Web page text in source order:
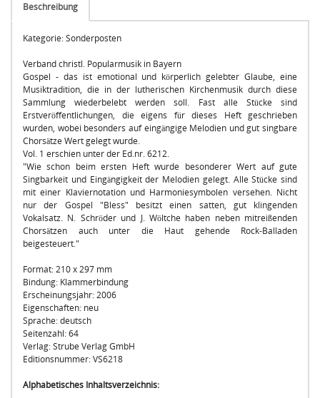
Beschreibung
Kategorie: Sonderposten
Verband christl. Popularmusik in Bayern
Gospel - das ist emotional und körperlich gelebter Glaube, eine
Musiktradition, die in der lutherischen Kirchenmusik durch diese
Sammlung wiederbelebt werden soll. Fast alle Stücke sind
Erstveröffentlichungen, die eigens für dieses Heft geschrieben
wurden, wobei besonders auf eingängige Melodien und gut singbare
Chorsätze Wert gelegt wurde.
Vol. 1 erschien unter der Ed.nr. 6212.
"Wie schon beim ersten Heft wurde besonderer Wert auf gute
Singbarkeit und Eingängigkeit der Melodien gelegt. Alle Stücke sind
mit einer Klaviernotation und Harmoniesymbolen versehen. Nicht
nur der Gospel "Bless" besitzt einen satten, gut klingenden
Vokalsatz. N. Schröder und J. Wöltche haben neben mitreißenden
Chorsätzen auch unter die Haut gehende Rock-Balladen
beigesteuert."
Format: 210 x 297 mm
Bindung: Klammerbindung
Erscheinungsjahr: 2006
Eigenschaften: neu
Sprache: deutsch
Seitenzahl: 64
Verlag: Strube Verlag GmbH
Editionsnummer: VS6218
Alphabetisches Inhaltsverzeichnis: